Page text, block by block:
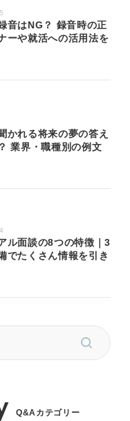
音はNG？ 録音時の正
ーや就活への活用法を
かれる将来の夢の答え
業界・職種別の例文
ル面談の8つの特徴｜3
でたくさん情報を引き
Q&Aカテゴリー